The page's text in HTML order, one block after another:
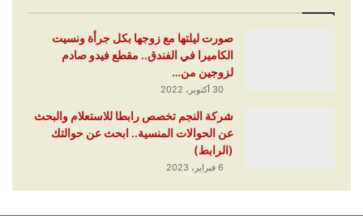
صورت ليلتها مع زوجها بكل جرأة ونسيت
الكاميرا في الفندق.. مقطع فيدو صادم
لزوجين من…
30 أكتوبر، 2022
شركة النجم تخصص رابطا للاستعلام والبحث
عن الحوالات المنسية.. ابحث عن حوالتك
(الرابط)
6 فبراير، 2023